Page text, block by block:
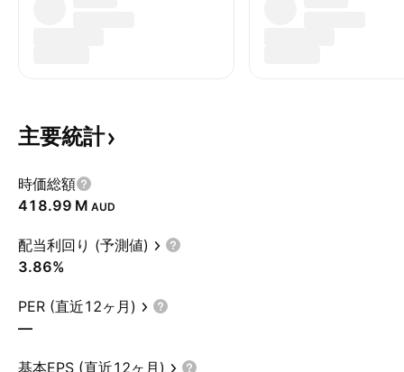
主要統計
時価総額
‪418.99 M‬ AUD
配当利回り (予測値)
3.86%
PER (直近12ヶ月)
—
基本EPS (直近12ヶ月)